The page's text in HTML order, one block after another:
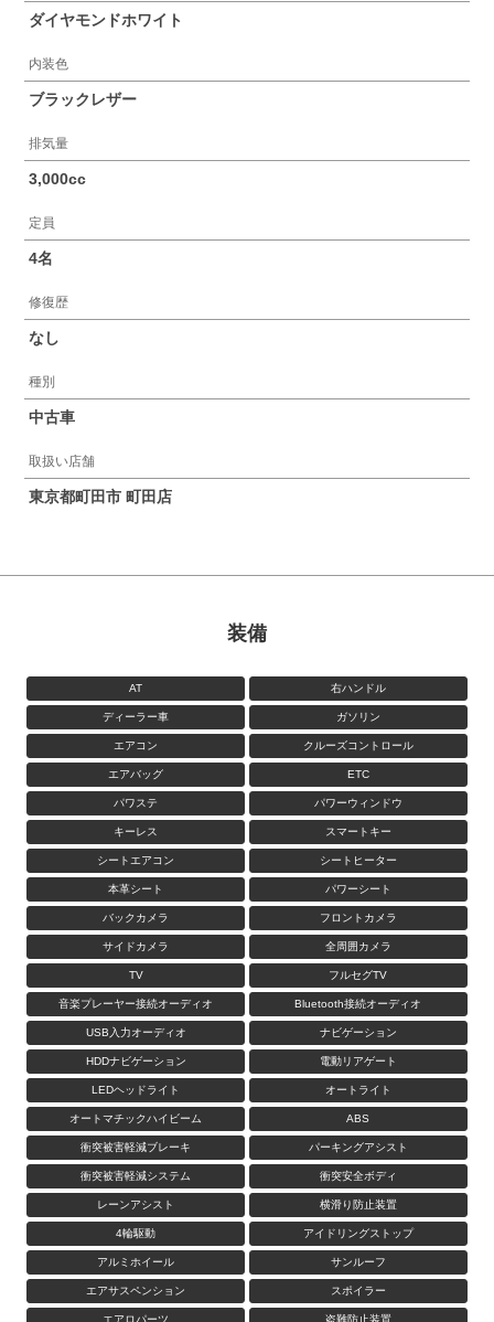
ダイヤモンドホワイト
内装色
ブラックレザー
排気量
3,000cc
定員
4名
修復歴
なし
種別
中古車
取扱い店舗
東京都町田市 町田店
装備
AT 右ハンドル
ディーラー車 ガソリン
エアコン クルーズコントロール
エアバッグ ETC
パワステ パワーウィンドウ
キーレス スマートキー
シートエアコン シートヒーター
本革シート パワーシート
バックカメラ フロントカメラ
サイドカメラ 全周囲カメラ
TV フルセグTV
音楽プレーヤー接続オーディオ Bluetooth接続オーディオ
USB入力オーディオ ナビゲーション
HDDナビゲーション 電動リアゲート
LEDヘッドライト オートライト
オートマチックハイビーム ABS
衝突被害軽減ブレーキ パーキングアシスト
衝突被害軽減システム 衝突安全ボディ
レーンアシスト 横滑り防止装置
4輪駆動 アイドリングストップ
アルミホイール サンルーフ
エアサスペンション スポイラー
エアロパーツ 盗難防止装置